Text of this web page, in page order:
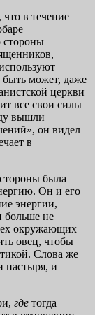
в течение
стороны
может, даже
церкви
все свои силы
вышли
он видел
в
была
Он и его
энергии,
больше не
окружающих
овец, чтобы
Слова же
пастыря, и
где тогда